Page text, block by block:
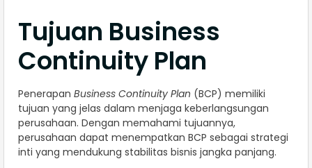
Tujuan Business
Continuity Plan
Penerapan Business Continuity Plan (BCP) memiliki
tujuan yang jelas dalam menjaga keberlangsungan
perusahaan. Dengan memahami tujuannya,
perusahaan dapat menempatkan BCP sebagai strategi
inti yang mendukung stabilitas bisnis jangka panjang.